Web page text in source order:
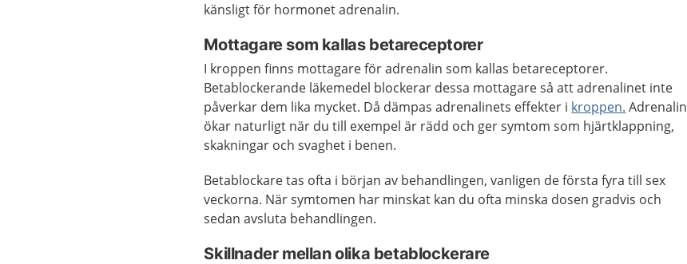
känsligt för hormonet adrenalin.
Mottagare som kallas betareceptorer
I kroppen finns mottagare för adrenalin som kallas betareceptorer.
Betablockerande läkemedel blockerar dessa mottagare så att adrenalinet inte
påverkar dem lika mycket. Då dämpas adrenalinets effekter i kroppen. Adrenalin
ökar naturligt när du till exempel är rädd och ger symtom som hjärtklappning,
skakningar och svaghet i benen.
Betablockare tas ofta i början av behandlingen, vanligen de första fyra till sex
veckorna. När symtomen har minskat kan du ofta minska dosen gradvis och
sedan avsluta behandlingen.
Skillnader mellan olika betablockerare